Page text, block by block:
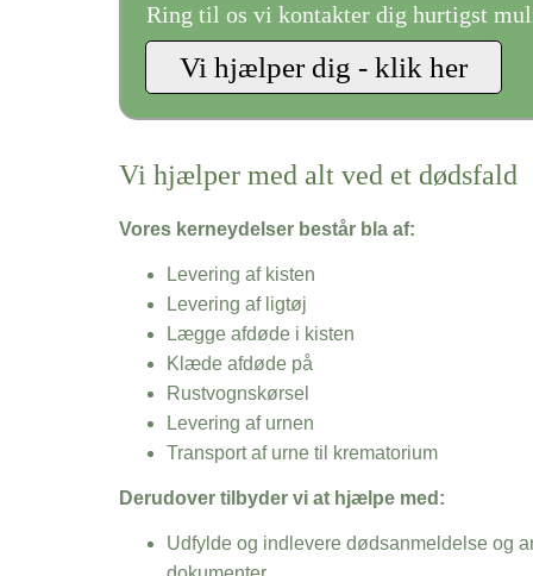
Ring til os vi kontakter dig hurtigst
Vi hjælper med alt ved et dødsfald
Vores kerneydelser består bla af:
Levering af kisten
Levering af ligtøj
Lægge afdøde i kisten
Klæde afdøde på
Rustvognskørsel
Levering af urnen
Transport af urne til krematorium
Derudover tilbyder vi at hjælpe med:
Udfylde og indlevere dødsanmeldelse og